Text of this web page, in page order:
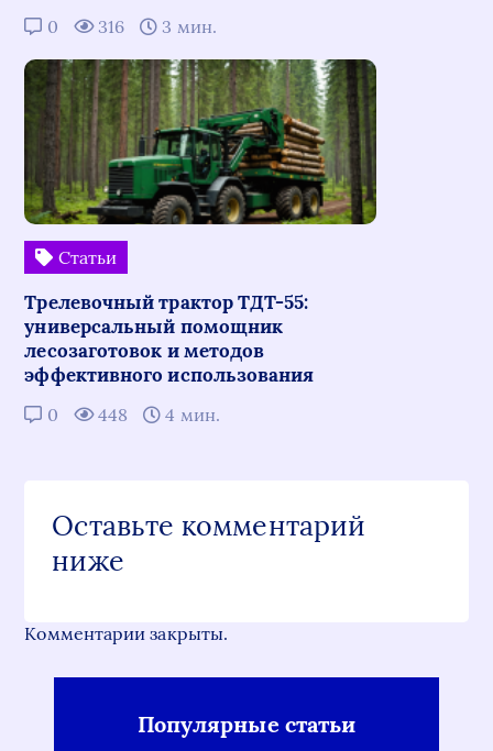
0 316 3 мин.
Статьи
Трелевочный трактор ТДТ-55:
универсальный помощник
лесозаготовок и методов
эффективного использования
0 448 4 мин.
Оставьте комментарий
ниже
Комментарии закрыты.
Популярные статьи